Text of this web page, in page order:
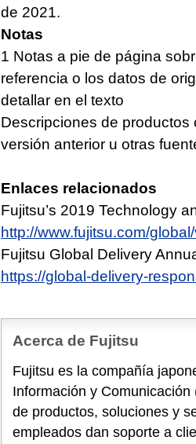
de 2021.
Notas
1 Notas a pie de página
referencia o los datos de
detallar en el texto
Descripciones de productos
versión anterior u otras
Enlaces relacionados
Fujitsu’s 2019 Technology
http://www.fujitsu.com/
Fujitsu Global Delivery
https://global-delivery-
Acerca de Fujitsu
Fujitsu es la compañía
Información y
de productos, soluciones y
empleados dan soporte a